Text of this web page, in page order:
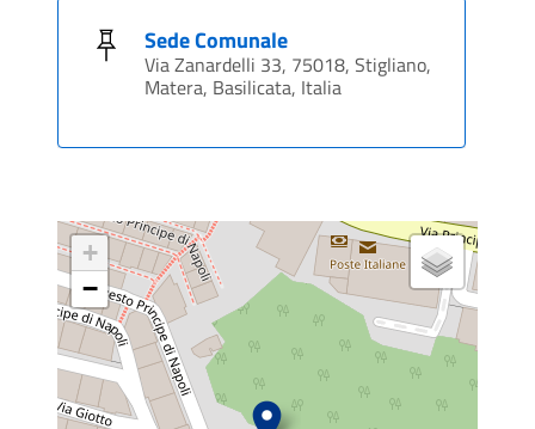
Sede Comunale
Via Zanardelli 33, 75018, Stigliano,
Matera, Basilicata, Italia
+
−